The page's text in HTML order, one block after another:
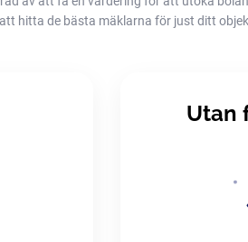
hitta de bästa mäklarna för just ditt
Utan